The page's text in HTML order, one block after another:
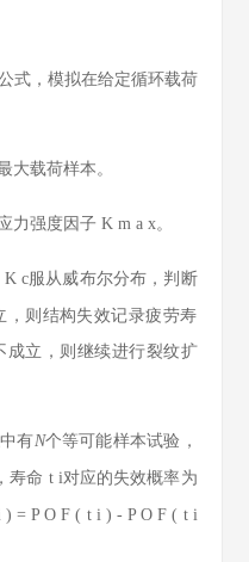
式，模拟在给定循环载荷
大载荷样本。
力强度因子 K m a x。
K c服从威布尔分布，判断
，则结构失效记录疲劳寿
成立，则继续进行裂纹扩
有N个等可能样本试验，
寿命 t i对应的失效概率为
) = P O F ( t i ) - P O F ( t i